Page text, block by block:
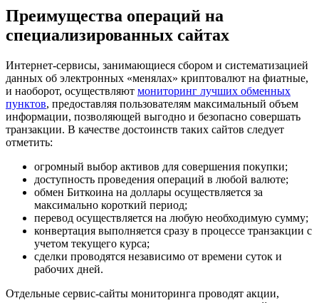
Преимущества операций на
специализированных сайтах
Интернет-сервисы, занимающиеся сбором и систематизацией
данных об электронных «менялах» криптовалют на фиатные,
и наоборот, осуществляют мониторинг лучших обменных
пунктов, предоставляя пользователям максимальный объем
информации, позволяющей выгодно и безопасно совершать
транзакции. В качестве достоинств таких сайтов следует
отметить:
огромный выбор активов для совершения покупки;
доступность проведения операций в любой валюте;
обмен Биткоина на доллары осуществляется за
максимально короткий период;
перевод осуществляется на любую необходимую сумму;
конвертация выполняется сразу в процессе транзакции с
учетом текущего курса;
сделки проводятся независимо от времени суток и
рабочих дней.
Отдельные сервис-сайты мониторинга проводят акции,